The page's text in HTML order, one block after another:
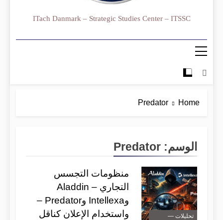
ITach Danmark – Strategic Studies Center – ITSSC
Home
Predator
الوسم: Predator
تحليلات —
منظومات التجسس
التجاري – Aladdin
وIntellexa وPredator –
واستخدام الإعلان كناقل